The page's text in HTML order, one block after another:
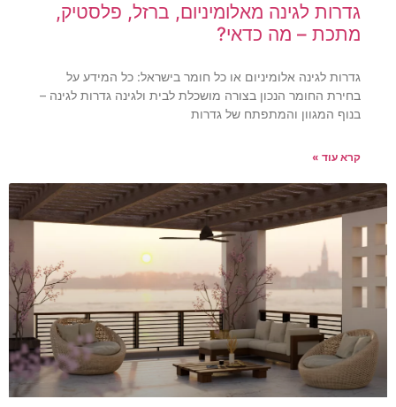
גדרות לגינה מאלומיניום, ברזל, פלסטיק,
מתכת – מה כדאי?
גדרות לגינה אלומיניום או כל חומר בישראל: כל המידע על
בחירת החומר הנכון בצורה מושכלת לבית ולגינה גדרות לגינה –
בנוף המגוון והמתפתח של גדרות
קרא עוד »